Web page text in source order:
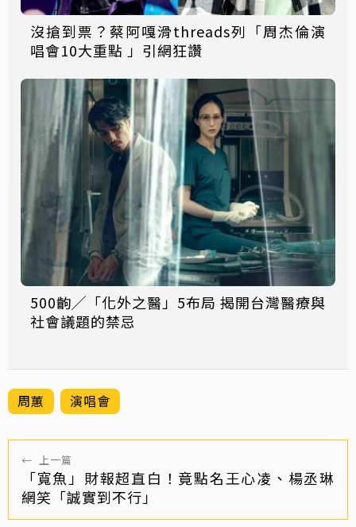
沒搶到票？蔡阿嘎滑threads列「周杰倫演
唱會10大重點 」引網狂讚
500齣╱「化外之醫」5布局 揭開台灣醫療與
社會議題的禁忌
周蕙 演唱會
← 上一篇
「寬魚」財報超直白！竟點名王心凌、楊丞琳
網笑「誠實到不行」